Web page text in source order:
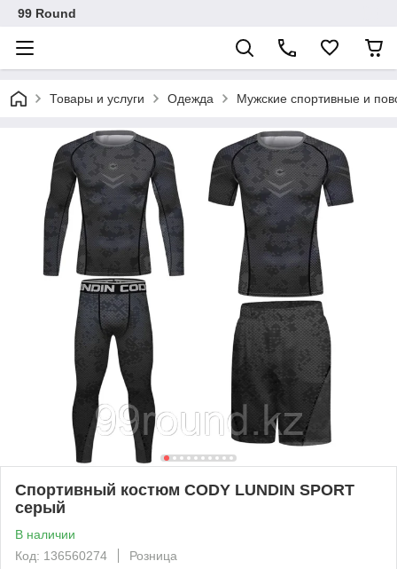
99 Round
Товары и услуги Одежда Мужские спортивные и
Спортивный костюм CODY LUNDIN SPORT
серый
В наличии
Код: 136560274
Розница